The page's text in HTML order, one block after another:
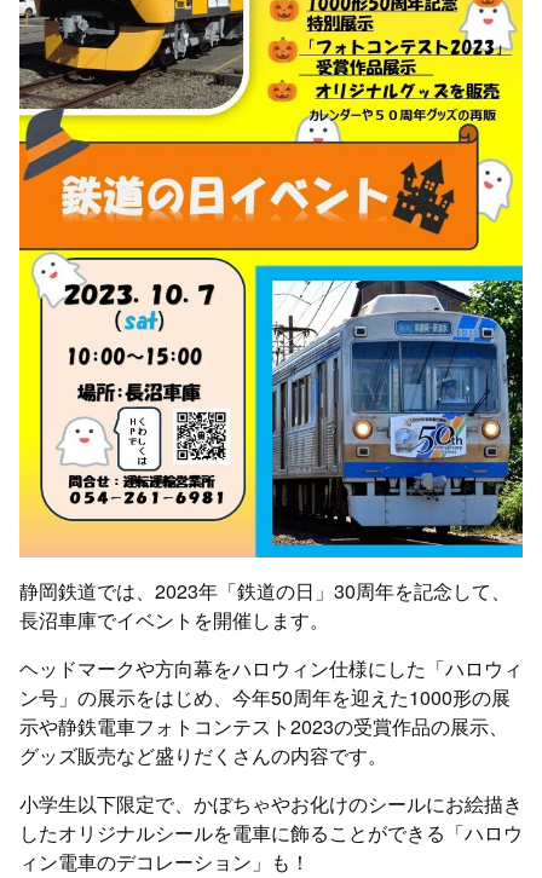
静岡鉄道では、2023年「鉄道の日」30周年を記念して、
長沼車庫でイベントを開催します。
ヘッドマークや方向幕をハロウィン仕様にした「ハロウィ
ン号」の展示をはじめ、今年50周年を迎えた1000形の展
示や静鉄電車フォトコンテスト2023の受賞作品の展示、
グッズ販売など盛りだくさんの内容です。
小学生以下限定で、かぼちゃやお化けのシールにお絵描き
したオリジナルシールを電車に飾ることができる「ハロウ
ィン電車のデコレーション」も！